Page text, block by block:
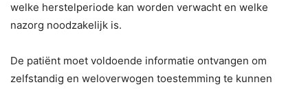
welke herstelperiode kan worden verwacht en welke
nazorg noodzakelijk is.
De patiënt moet voldoende informatie ontvangen om
zelfstandig en weloverwogen toestemming te kunnen